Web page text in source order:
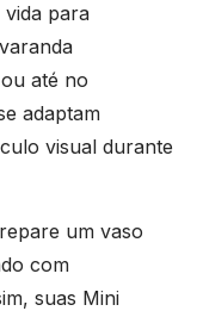
para
até no
adaptam
visual durante
um vaso
com
suas Mini